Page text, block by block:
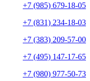
+7 (985) 679-18-05
+7 (831) 234-18-03
+7 (383) 209-57-00
+7 (495) 147-17-65
+7 (980) 977-50-73